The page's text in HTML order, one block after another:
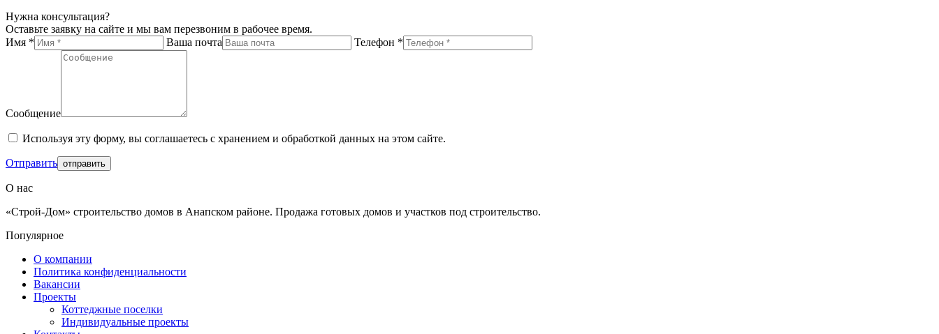
Нужна консультация?
Оставьте заявку на сайте и мы вам перезвоним в рабочее время.
Имя *
Ваша почта Телефон *
Сообщение
Используя эту форму, вы соглашаетесь с хранением и обработкой данных на этом сайте.
Отправить
О нас
«Строй-Дом» строительство домов в Анапском районе. Продажа готовых домов и участков под строительство.
Популярное
О компании
Политика конфиденциальности
Вакансии
Проекты
Коттеджные поселки
Индивидуальные проекты